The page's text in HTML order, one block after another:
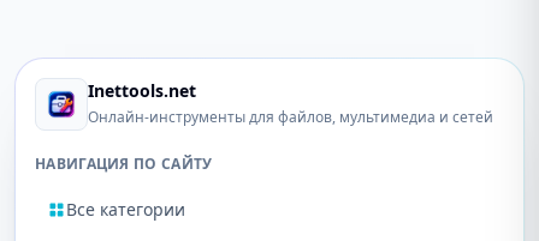
Inettools.net
Онлайн-инструменты для файлов, мультимедиа и сетей
НАВИГАЦИЯ ПО САЙТУ
Все категории